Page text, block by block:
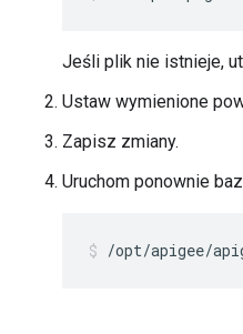
Jeśli plik nie istnieje,
Ustaw wymienione
Zapisz zmiany.
Uruchom ponownie
/opt/apigee/